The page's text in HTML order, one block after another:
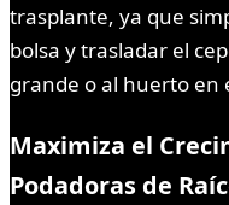
trasplante, ya que
bolsa y trasladar el
grande o al huerto en
Maximiza el
Podadoras de